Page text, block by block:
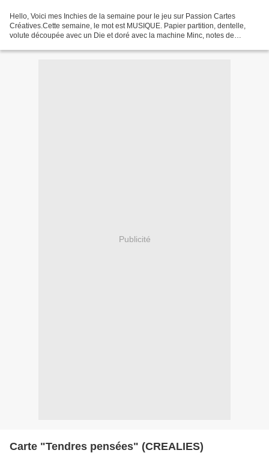
Hello, Voici mes Inchies de la semaine pour le jeu sur Passion Cartes
Créatives.Cette semaine, le mot est MUSIQUE. Papier partition, dentelle,
volute découpée avec un Die et doré avec la machine Minc, notes de
Publicité
Carte "Tendres pensées" (CREALIES)